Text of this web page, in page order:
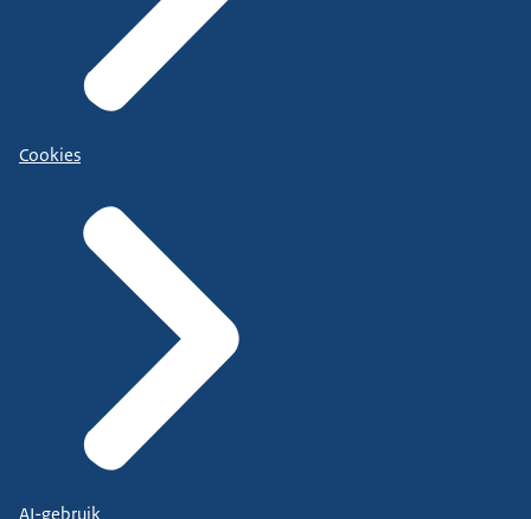
Cookies
AI-gebruik